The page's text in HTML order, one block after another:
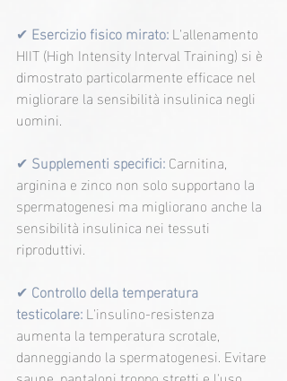
✔ Esercizio fisico mirato: L'allenamento
HIIT (High Intensity Interval Training) si è
dimostrato particolarmente efficace nel
migliorare la sensibilità insulinica negli
uomini.
✔ Supplementi specifici: Carnitina,
arginina e zinco non solo supportano la
spermatogenesi ma migliorano anche la
sensibilità insulinica nei tessuti
riproduttivi.
✔ Controllo della temperatura
testicolare: L'insulino-resistenza
aumenta la temperatura scrotale,
danneggiando la spermatogenesi. Evitare